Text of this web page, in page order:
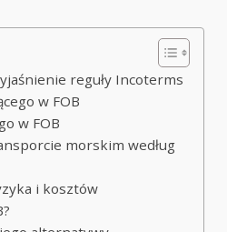
reguły Incoterms
w FOB
w FOB
morskim według
i kosztów